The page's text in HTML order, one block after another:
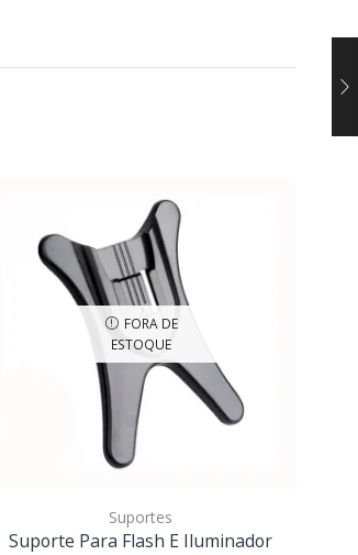
FORA DE
ESTOQUE
Suportes
Suporte Para Flash E Iluminador